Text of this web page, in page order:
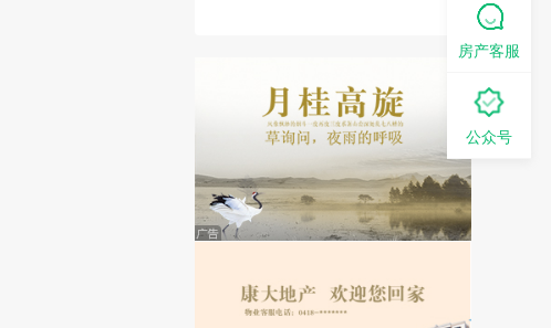
房产客服
公众号